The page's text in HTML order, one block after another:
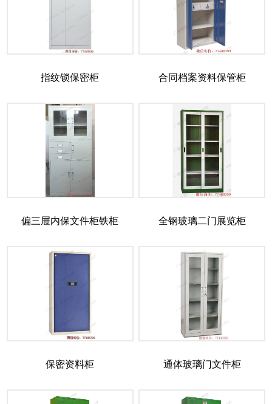
指纹锁保密柜 合同档案资料保管柜
偏三屉内保文件柜铁柜 全钢玻璃二门展览柜
保密资料柜 通体玻璃门文件柜